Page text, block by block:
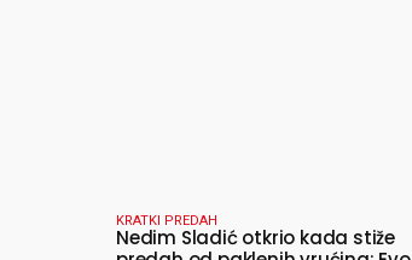
KRATKI PREDAH
Nedim Sladić otkrio kada stiže